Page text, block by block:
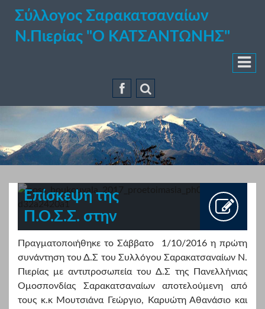
Σύλλογος Σαρακατσαναίων
Ν.Πιερίας "Ο ΚΑΤΣΑΝΤΩΝΗΣ"
Επίσκεψη της
Π.Ο.Σ.Σ. στην
Κατερίνη για τον
Συντονισμό της
Εκδήλωσης
«Βασιλόκλουρας –
Πραγματοποιήθηκε το Σάββατο 1/10/2016 η πρώτη
συνάντηση του Δ.Σ του Συλλόγου Σαρακατσαναίων Ν.
Πιερίας με αντιπροσωπεία του Δ.Σ της Πανελλήνιας
Ομοσπονδίας Σαρακατσαναίων αποτελούμενη από
τους κ.κ Μουτσιάνα Γεώργιο, Καρυώτη Αθανάσιο και